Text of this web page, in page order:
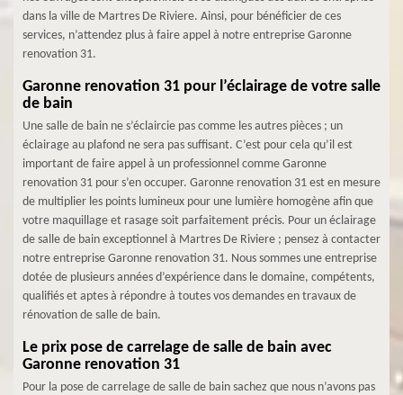
dans la ville de Martres De Riviere. Ainsi, pour bénéficier de ces
services, n’attendez plus à faire appel à notre entreprise Garonne
renovation 31.
Garonne renovation 31 pour l’éclairage de votre salle
de bain
Une salle de bain ne s’éclaircie pas comme les autres pièces ; un
éclairage au plafond ne sera pas suffisant. C’est pour cela qu’il est
important de faire appel à un professionnel comme Garonne
renovation 31 pour s’en occuper. Garonne renovation 31 est en mesure
de multiplier les points lumineux pour une lumière homogène afin que
votre maquillage et rasage soit parfaitement précis. Pour un éclairage
de salle de bain exceptionnel à Martres De Riviere ; pensez à contacter
notre entreprise Garonne renovation 31. Nous sommes une entreprise
dotée de plusieurs années d’expérience dans le domaine, compétents,
qualifiés et aptes à répondre à toutes vos demandes en travaux de
rénovation de salle de bain.
Le prix pose de carrelage de salle de bain avec
Garonne renovation 31
Pour la pose de carrelage de salle de bain sachez que nous n’avons pas